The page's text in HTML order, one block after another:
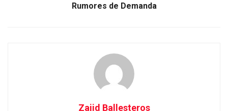
Rumores de Demanda
Zajid Ballesteros